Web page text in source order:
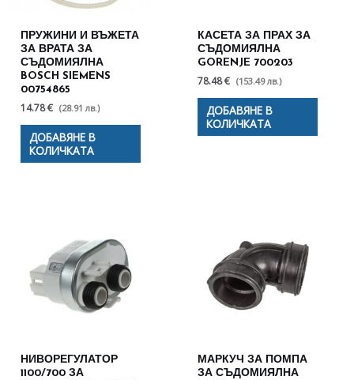
ПРУЖИНИ И ВЪЖЕТА
ЗА ВРАТА ЗА
СЪДОМИЯЛНА
BOSCH SIEMENS
00754865
14.78 € (28.91 лв.)
ДОБАВЯНЕ В
КОЛИЧКАТА
КАСЕТА ЗА ПРАХ ЗА
СЪДОМИЯЛНА
GORENJE 700203
78.48 € (153.49 лв.)
ДОБАВЯНЕ В
КОЛИЧКАТА
НИВОРЕГУЛАТОР
1100/700 ЗА
МАРКУЧ ЗА ПОМПА
ЗА СЪДОМИЯЛНА